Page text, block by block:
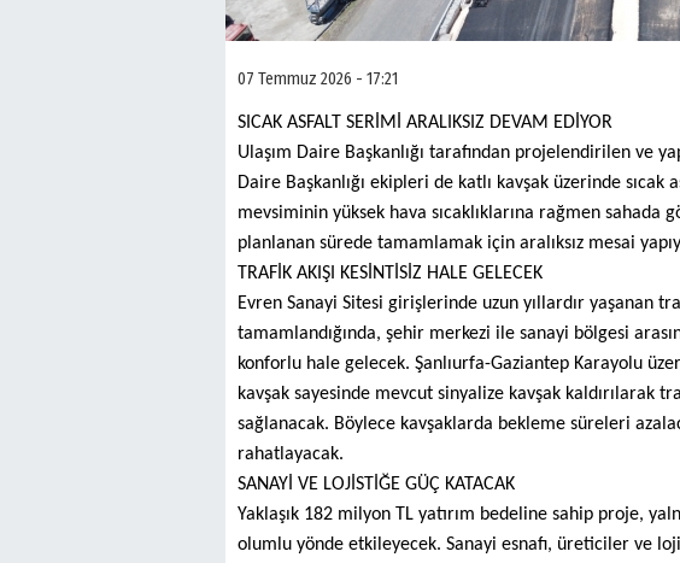
07 Temmuz 2026 - 17:21
SICAK ASFALT SERİMİ ARALIKSIZ DEVAM EDİYOR
Ulaşım Daire Başkanlığı tarafından projelendirilen ve
Daire Başkanlığı ekipleri de katlı kavşak üzerinde sıcak
mevsiminin yüksek hava sıcaklıklarına rağmen sahada
planlanan sürede tamamlamak için aralıksız mesai
TRAFİK AKIŞI KESİNTİSİZ HALE GELECEK
Evren Sanayi Sitesi girişlerinde uzun yıllardır yaşanan
tamamlandığında, şehir merkezi ile sanayi bölgesi
konforlu hale gelecek. Şanlıurfa-Gaziantep Karayolu
kavşak sayesinde mevcut sinyalize kavşak kaldırılarak
sağlanacak. Böylece kavşaklarda bekleme süreleri
rahatlayacak.
SANAYİ VE LOJİSTİĞE GÜÇ KATACAK
Yaklaşık 182 milyon TL yatırım bedeline sahip proje,
olumlu yönde etkileyecek. Sanayi esnafı, üreticiler ve